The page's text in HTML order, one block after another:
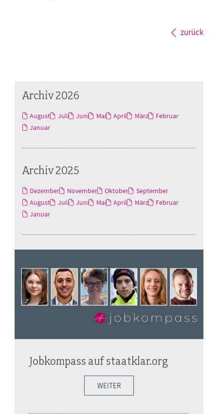
zurück
Archiv 2026
August Juli Juni Mai April März
Februar
Januar
Archiv 2025
Dezember November Oktober
September
August
Juli Juni Mai April März
Februar
Januar
Jobkompass auf staatklar.org
WEITER